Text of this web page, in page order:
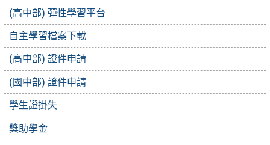
(高中部) 彈性學習平台
自主學習檔案下載
(高中部) 證件申請
(國中部) 證件申請
學生證掛失
獎助學金